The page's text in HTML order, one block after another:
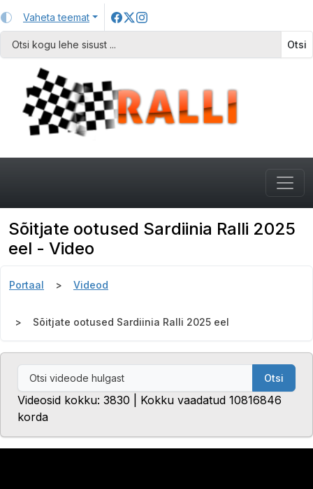
Vaheta teemat
Otsi
Sõitjate ootused Sardiinia Ralli 2025
eel - Video
Portaal Videod
Sõitjate ootused Sardiinia Ralli 2025 eel
Otsi
Videosid kokku: 3830 | Kokku vaadatud 10816846
korda